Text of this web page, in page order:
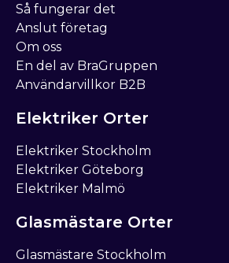
Glasmästare Orter
Glasmästare Stockholm
Elektriker Orter
Elektriker Stockholm
Elektriker Göteborg
Elektriker Malmö
Så fungerar det
Anslut företag
Om oss
En del av BraGruppen
Användarvillkor B2B